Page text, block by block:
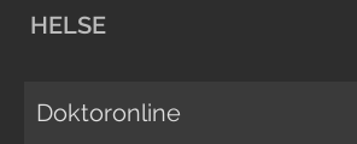
HELSE
Doktoronline